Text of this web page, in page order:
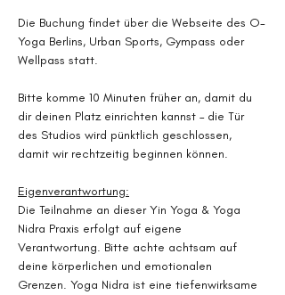
Die Buchung findet über die Webseite des O-
Yoga Berlins, Urban Sports, Gympass oder
Wellpass statt.
Bitte komme 10 Minuten früher an, damit du
dir deinen Platz einrichten kannst – die Tür
des Studios wird pünktlich geschlossen,
damit wir rechtzeitig beginnen können.
Eigenverantwortung:
Die Teilnahme an dieser Yin Yoga & Yoga
Nidra Praxis erfolgt auf eigene
Verantwortung. Bitte achte achtsam auf
deine körperlichen und emotionalen
Grenzen. Yoga Nidra ist eine tiefenwirksame